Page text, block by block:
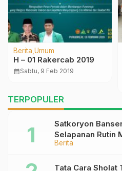
Berita Umum
H – 01 Rakercab 2019
calendar_monthSabtu, 9 Feb 2019
TERPOPULER
Berita
Satkoryon
Selapanan Rutin
Tata Cara Sholat